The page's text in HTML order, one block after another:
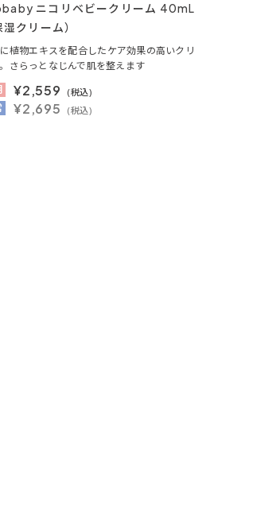
ニコリベビークリーム 40mL
湿クリーム）
植物エキスを配合したケア効果の高いクリ
さらっとなじんで肌を整えます
¥2,559 (税込)
¥2,695 (税込)